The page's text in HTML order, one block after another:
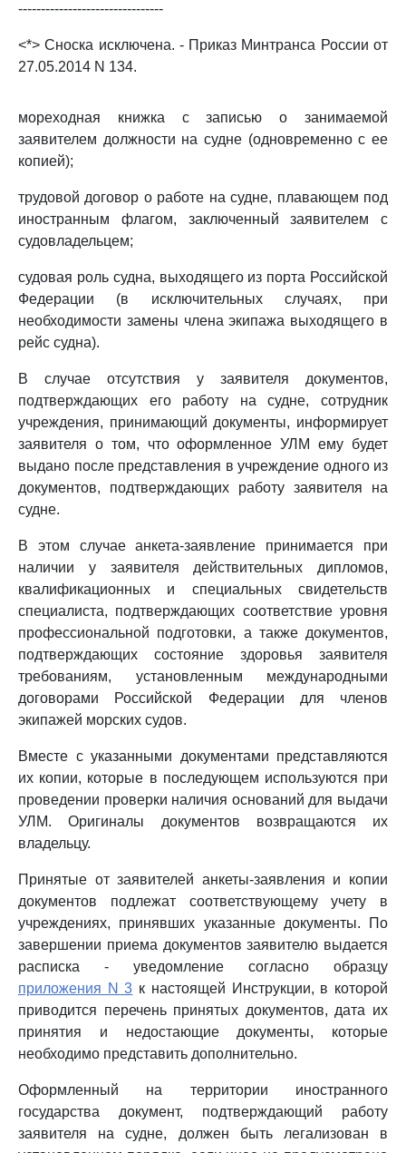
--------------------------------
<*> Сноска исключена. - Приказ Минтранса России от
27.05.2014 N 134.
мореходная книжка с записью о занимаемой
заявителем должности на судне (одновременно с ее
копией);
трудовой договор о работе на судне, плавающем под
иностранным флагом, заключенный заявителем с
судовладельцем;
судовая роль судна, выходящего из порта Российской
Федерации (в исключительных случаях, при
необходимости замены члена экипажа выходящего в
рейс судна).
В случае отсутствия у заявителя документов,
подтверждающих его работу на судне, сотрудник
учреждения, принимающий документы, информирует
заявителя о том, что оформленное УЛМ ему будет
выдано после представления в учреждение одного из
документов, подтверждающих работу заявителя на
судне.
В этом случае анкета-заявление принимается при
наличии у заявителя действительных дипломов,
квалификационных и специальных свидетельств
специалиста, подтверждающих соответствие уровня
профессиональной подготовки, а также документов,
подтверждающих состояние здоровья заявителя
требованиям, установленным международными
договорами Российской Федерации для членов
экипажей морских судов.
Вместе с указанными документами представляются
их копии, которые в последующем используются при
проведении проверки наличия оснований для выдачи
УЛМ. Оригиналы документов возвращаются их
владельцу.
Принятые от заявителей анкеты-заявления и копии
документов подлежат соответствующему учету в
учреждениях, принявших указанные документы. По
завершении приема документов заявителю выдается
расписка - уведомление согласно образцу
приложения N 3 к настоящей Инструкции, в которой
приводится перечень принятых документов, дата их
принятия и недостающие документы, которые
необходимо представить дополнительно.
Оформленный на территории иностранного
государства документ, подтверждающий работу
заявителя на судне, должен быть легализован в